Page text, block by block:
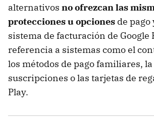
alternativos no ofrezcan las
protecciones u opciones de
sistema de facturación de Google
referencia a sistemas como el
los métodos de pago familiares,
suscripciones o las tarjetas de
Play.